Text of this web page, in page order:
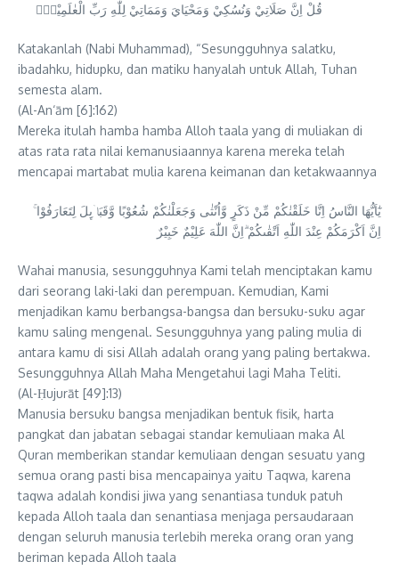
قُلْ اِنَّ صَلَاتِيْ وَنُسُكِيْ وَمَحْيَايَ وَمَمَاتِيْ لِلّٰهِ رَبِّ الْعٰلَمِيْنَۙ
Katakanlah (Nabi Muhammad), “Sesungguhnya salatku,
ibadahku, hidupku, dan matiku hanyalah untuk Allah, Tuhan
semesta alam.
(Al-An‘ām [6]:162)
Mereka itulah hamba hamba Alloh taala yang di muliakan di
atas rata rata nilai kemanusiaannya karena mereka telah
mencapai martabat mulia karena keimanan dan ketakwaannya
يٰٓاَيُّهَا النَّاسُ اِنَّا خَلَقْنٰكُمْ مِّنْ ذَكَرٍ وَّاُنْثٰى وَجَعَلْنٰكُمْ شُعُوْبًا وَّقَبَاۤىِٕلَ لِتَعَارَفُوْا ۚ
اِنَّ اَكْرَمَكُمْ عِنْدَ اللّٰهِ اَتْقٰىكُمْ ۗاِنَّ اللّٰهَ عَلِيْمٌ خَبِيْرٌ
Wahai manusia, sesungguhnya Kami telah menciptakan kamu
dari seorang laki-laki dan perempuan. Kemudian, Kami
menjadikan kamu berbangsa-bangsa dan bersuku-suku agar
kamu saling mengenal. Sesungguhnya yang paling mulia di
antara kamu di sisi Allah adalah orang yang paling bertakwa.
Sesungguhnya Allah Maha Mengetahui lagi Maha Teliti.
(Al-Ḥujurāt [49]:13)
Manusia bersuku bangsa menjadikan bentuk fisik, harta
pangkat dan jabatan sebagai standar kemuliaan maka Al
Quran memberikan standar kemuliaan dengan sesuatu yang
semua orang pasti bisa mencapainya yaitu Taqwa, karena
taqwa adalah kondisi jiwa yang senantiasa tunduk patuh
kepada Alloh taala dan senantiasa menjaga persaudaraan
dengan seluruh manusia terlebih mereka orang oran yang
beriman kepada Alloh taala